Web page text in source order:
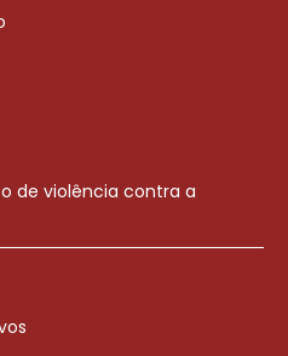
de violência contra a